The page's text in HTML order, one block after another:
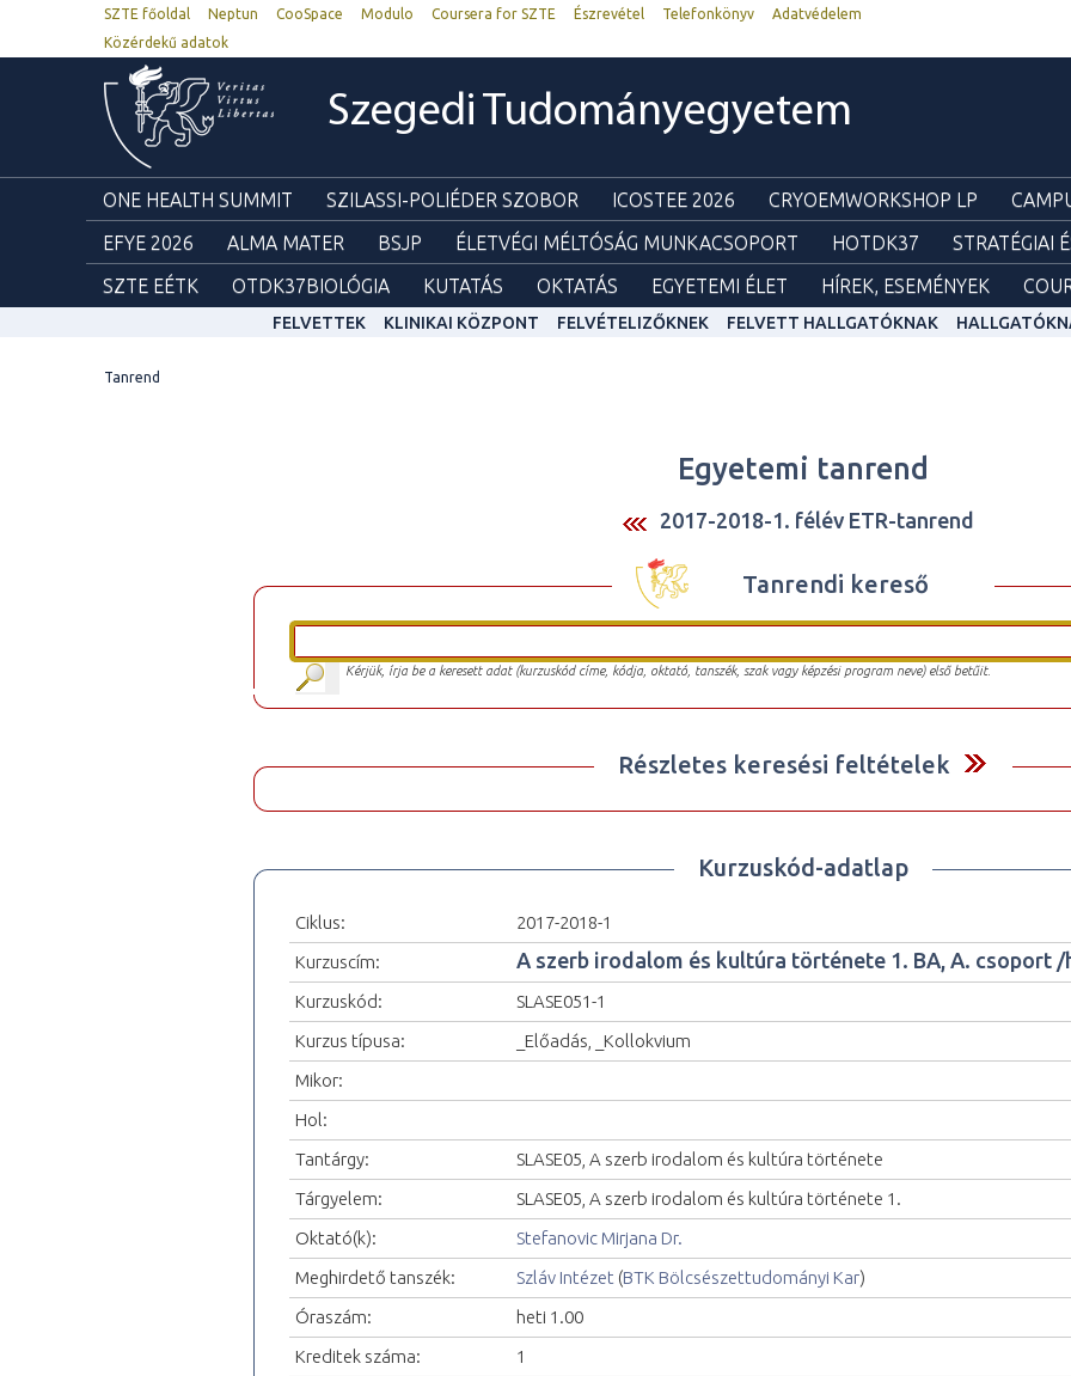
SZTE főoldal Neptun CooSpace Modulo Coursera for SZTE Észrevétel Telefonkönyv
Adatvédelem
Közérdekű adatok
Szegedi Tudományegyetem
ONE HEALTH SUMMIT SZILASSI-POLIÉDER SZOBOR ICOSTEE 2026 CRYOEMWORKSHOP LP
EFYE 2026
ALMA MATER BSJP ÉLETVÉGI MÉLTÓSÁG MUNKACSOPORT HOTDK37 STRATÉGIAI
SZTE EÉTK
OTDK37BIOLÓGIA KUTATÁS OKTATÁS EGYETEMI ÉLET HÍREK, ESEMÉNYEK
FELVETTEK KLINIKAI KÖZPONT FELVÉTELIZŐKNEK FELVETT HALLGATÓKNAK
Tanrend
Egyetemi tanrend
2017-2018-1. félév ETR-tanrend
Tanrendi kereső
Kérjük, írja be a keresett adat (kurzuskód címe, kódja, oktató, tanszék, szak vagy képzési program neve) első betűit.
Részletes keresési feltételek
Kurzuskód-adatlap
Ciklus:
2017-2018-1
Kurzuscím:
A szerb irodalom és kultúra története 1. BA, A. csoport
Kurzuskód:
SLASE051-1
Kurzus típusa:
_Előadás, _Kollokvium
Mikor:
Hol:
Tantárgy:
SLASE05, A szerb irodalom és kultúra története
Tárgyelem:
SLASE05, A szerb irodalom és kultúra története 1.
Oktató(k):
Stefanovic Mirjana Dr.
Meghirdető tanszék:
Szláv Intézet (BTK Bölcsészettudományi Kar)
Óraszám:
heti 1.00
Kreditek száma:
1